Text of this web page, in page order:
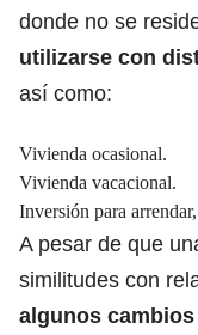
donde no se
utilizarse con
así como:
Vivienda ocasional.
Vivienda vacacional.
Inversión para
A pesar de que
similitudes con
algunos